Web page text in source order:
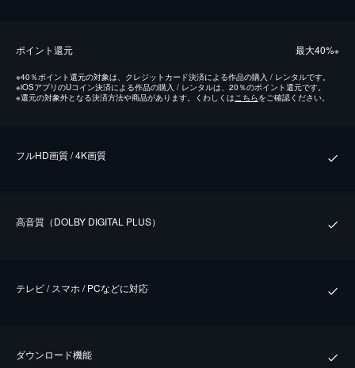
ポイント還元 最⼤40%※
※40％ポイント還元の対象は、クレジットカード決済による作品の購入 / レンタルです。
※iOSアプリのUコイン決済による作品の購入 / レンタルは、20％のポイント還元です。
※還元の対象外となる決済方法や商品があります。くわしくは こちらをご確認ください。
フルHD画質 / 4K画質
⾼⾳質（DOLBY DIGITAL PLUS）
テレビ / スマホ / PCなどに対応
ダウンロード機能